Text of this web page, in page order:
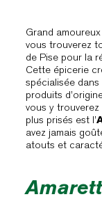
Grand
vous trouverez
de Pise pour la
Cette épicerie
spécialisée dans
produits
vous y trouverez
plus prisés est l’
avez jamais
atouts et